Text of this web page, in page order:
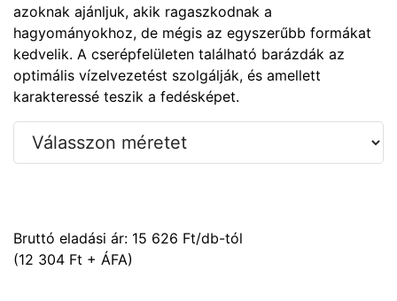
azoknak ajánljuk, akik ragaszkodnak a
hagyományokhoz, de mégis az egyszerűbb formákat
kedvelik. A cserépfelületen található barázdák az
optimális vízelvezetést szolgálják, és amellett
karakteressé teszik a fedésképet.
Bruttó eladási ár: 15 626 Ft/db-tól
(12 304 Ft + ÁFA)